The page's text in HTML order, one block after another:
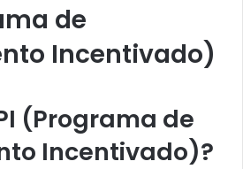
de
Incentivado)
(Programa de
Incentivado)?